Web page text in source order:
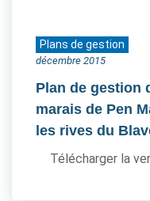
Plans de gestion
décembre 2015
Plan de gestion
marais de Pen
les rives du
Télécharger la